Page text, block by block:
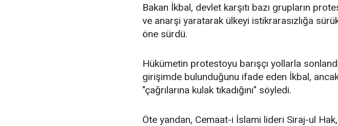
Bakan İkbal, devlet karşıtı bazı grupların
ve anarşi yaratarak ülkeyi istikrarasızlığa
öne sürdü.
Hükümetin protestoyu barışçı yollarla
girişimde bulunduğunu ifade eden İkbal,
"çağrılarına kulak tıkadığını" söyledi.
Öte yandan, Cemaat-i İslami lideri Siraj-ul